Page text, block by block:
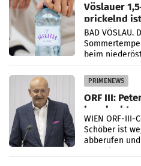
Vöslauer
prickelnd
Österreichs
BAD
beim
PRIMENEWS
ORF III:
beurlaubt
WIEN ORF-
Schöber ist
abberufen